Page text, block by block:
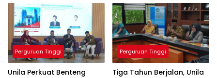
Medis
Perguruan Tinggi
Unila Perkuat Benteng
Perguruan Tinggi
Tiga Tahun Berjalan, Unila